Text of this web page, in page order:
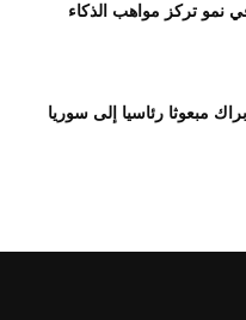
في نمو تركز مواهب الذكاء
مبعوثا رئاسيا إلى سوريا